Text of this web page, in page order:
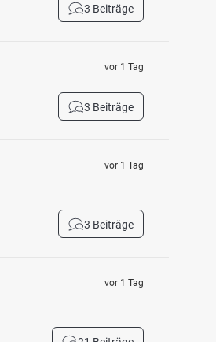
3 Beiträge
vor 1 Tag
3 Beiträge
vor 1 Tag
3 Beiträge
vor 1 Tag